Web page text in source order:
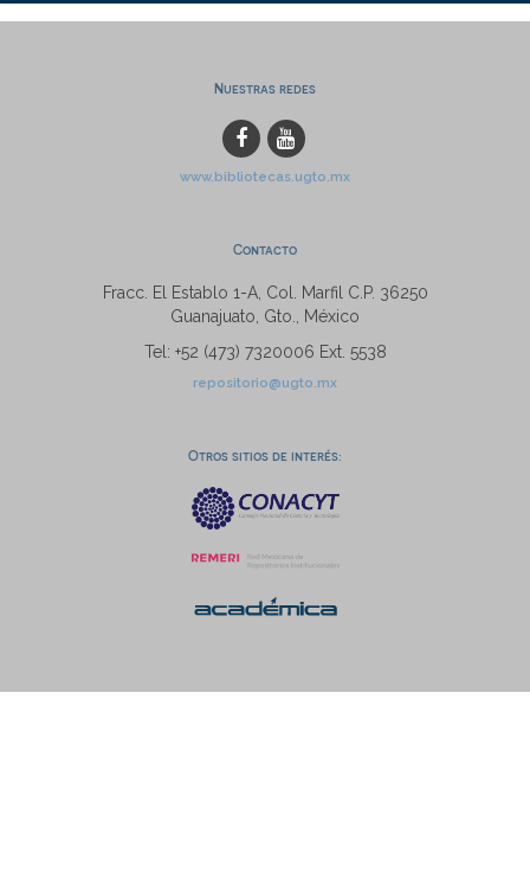
Nuestras redes
www.bibliotecas.ugto.mx
Contacto
Fracc. El Establo 1-A, Col. Marfil C.P. 36250
Guanajuato, Gto., México
Tel: +52 (473) 7320006 Ext. 5538
repositorio@ugto.mx
Otros sitios de interés: